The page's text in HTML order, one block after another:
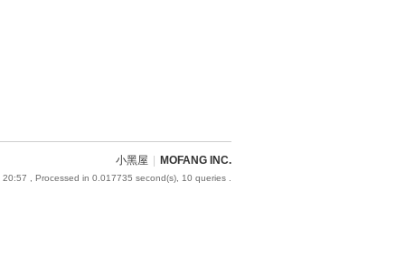
小黑屋 MOFANG INC.
20:57 , Processed in 0.017735 second(s), 10 queries .